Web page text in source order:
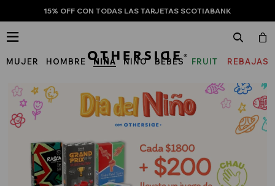
15% OFF CON TODAS LAS TARJETAS SCOTIABANK
MUJER HOMBRE NIÑA NIÑO BEBÉS
FRUIT
THE
LOOM
REBAJAS
